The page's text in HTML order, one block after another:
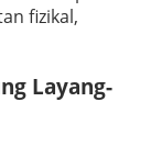
fizikal,
Layang-